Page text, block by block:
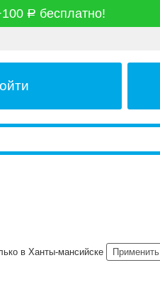
руб бесплатно!
в Ханты-мансийске
Применить